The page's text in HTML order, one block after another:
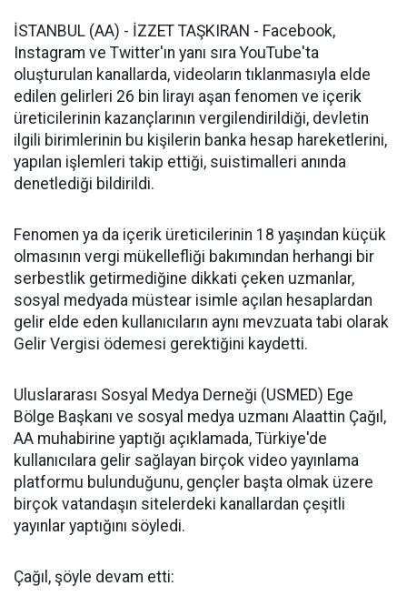
İSTANBUL (AA) - İZZET TAŞKIRAN - Facebook,
Instagram ve Twitter'ın yanı sıra YouTube'ta
oluşturulan kanallarda, videoların tıklanmasıyla elde
edilen gelirleri 26 bin lirayı aşan fenomen ve içerik
üreticilerinin kazançlarının vergilendirildiği, devletin
ilgili birimlerinin bu kişilerin banka hesap hareketlerini,
yapılan işlemleri takip ettiği, suistimalleri anında
denetlediği bildirildi.
Fenomen ya da içerik üreticilerinin 18 yaşından küçük
olmasının vergi mükellefliği bakımından herhangi bir
serbestlik getirmediğine dikkati çeken uzmanlar,
sosyal medyada müstear isimle açılan hesaplardan
gelir elde eden kullanıcıların aynı mevzuata tabi olarak
Gelir Vergisi ödemesi gerektiğini kaydetti.
Uluslararası Sosyal Medya Derneği (USMED) Ege
Bölge Başkanı ve sosyal medya uzmanı Alaattin Çağıl,
AA muhabirine yaptığı açıklamada, Türkiye'de
kullanıcılara gelir sağlayan birçok video yayınlama
platformu bulunduğunu, gençler başta olmak üzere
birçok vatandaşın sitelerdeki kanallardan çeşitli
yayınlar yaptığını söyledi.
Çağıl, şöyle devam etti: